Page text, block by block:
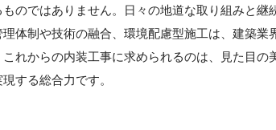
のではありません。日々の地道な取り組みと継
体制や技術の融合、環境配慮型施工は、建築業
れからの内装工事に求められるのは、見た目の
する総合力です。